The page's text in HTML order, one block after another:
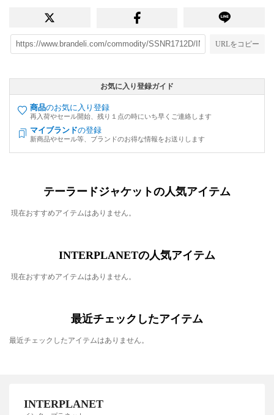
URLをコピー
お気に入り登録ガイド
商品のお気に入り登録
再入荷やセール開始、残り１点の時にいち早くご連絡します
マイブランドの登録
新商品やセール等、ブランドのお得な情報をお送りします
テーラードジャケットの人気アイテム
現在おすすめアイテムはありません。
INTERPLANETの人気アイテム
現在おすすめアイテムはありません。
最近チェックしたアイテム
最近チェックしたアイテムはありません。
INTERPLANET